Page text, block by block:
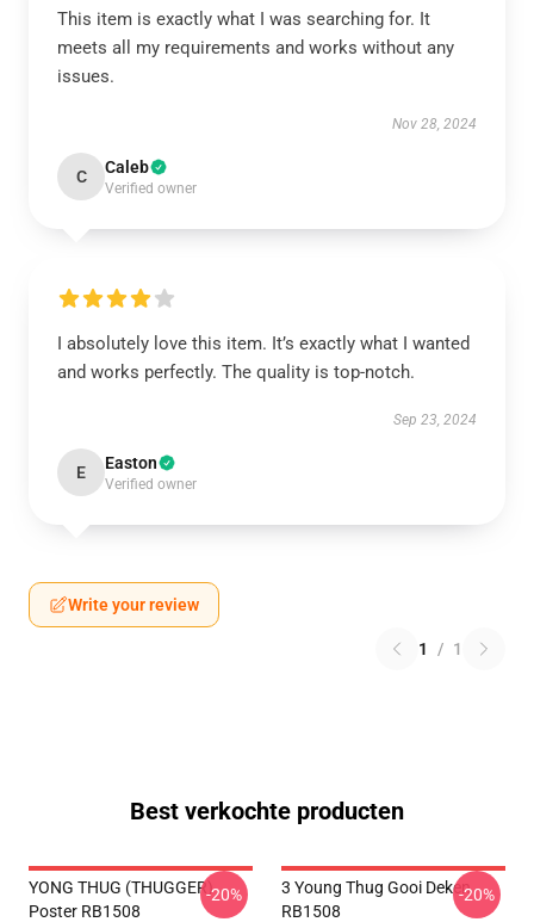
This item is exactly what I was searching for. It
meets all my requirements and works without any
issues.
Nov 28, 2024
C Caleb
Verified owner
I absolutely love this item. It’s exactly what I wanted
and works perfectly. The quality is top-notch.
Sep 23, 2024
E Easton
Verified owner
Write your review
1 / 1
Best verkochte producten
YONG THUG (THUGGER)
Poster RB1508
-20%
3 Young Thug Gooi Deken
RB1508
-20%